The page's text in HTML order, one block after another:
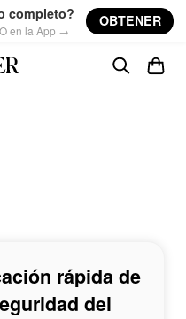
completo?
en la App →
OBTENER
rápida de
del